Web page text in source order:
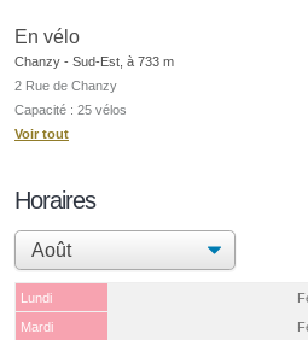
En vélo
Chanzy - Sud-Est, à 733 m
2 Rue de Chanzy
Capacité : 25 vélos
Voir tout
Horaires
Lundi
Mardi